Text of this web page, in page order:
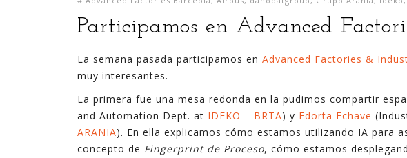
Participamos en Advanced
La semana pasada participamos en Advanced Factories &
muy interesantes.
La primera fue una mesa redonda en la pudimos compartir
and Automation Dept. at IDEKO – BRTA) y Edorta Echave
ARANIA). En ella explicamos cómo estamos utilizando IA para
concepto de Fingerprint de Proceso, cómo estamos